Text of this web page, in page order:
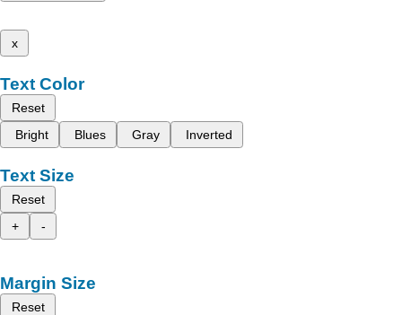
x
Text Color
Reset
Bright
Blues Gray Inverted
Text Size
Reset
+
-
Margin Size
Reset